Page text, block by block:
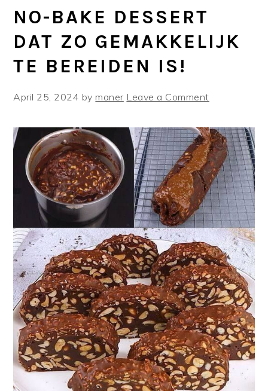
NO-BAKE DESSERT
DAT ZO GEMAKKELIJK
TE BEREIDEN IS!
April 25, 2024 bymaner Leave a Comment